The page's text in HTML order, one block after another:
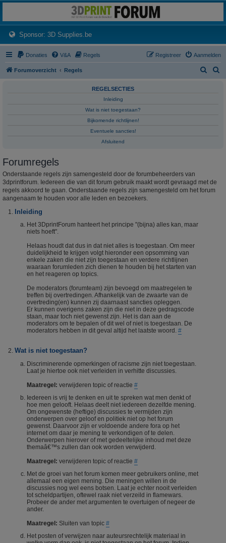
Het 3D print forum van de Benelux na de sluiting van 3dprintforum.nl
Sponsor: 3D Supplies.be(Opens a new tab)
Donaties V&A Regels Aanmelden
Registreer
Forumoverzicht Regels
e
REGELSECTIES
Inleiding
Wat is niet toegestaan?
Bijkomende richtlijnen!
Eventuele sancties!
Afsluitend
Forumregels
Onderstaande regels zijn samengesteld door de forumbeheerders van
3dprintforum. Iedereen die van dit forum gebruik maakt wordt gevraagd met de
regels akkoord te gaan. Onderstaande regels zijn samengesteld om het forum
aangenaam te houden voor alle leden en bezoekers.
Inleiding
Het 3DprintForum hanteert het principe "(bijna) alles kan, maar
niets hoeft".
Helaas houdt dat dus in dat niet alles is toegestaan. Om meer
duidelijkheid te krijgen volgt hieronder een opsomming van
enkele zaken die niet zijn toegestaan en verdere richtlijnen
waaraan forumleden zich dienen te houden bij het starten van
en het reageren op topics.
De moderators (forumteam) zijn bevoegd om maatregelen te
treffen bij overtredingen. Afhankelijk van de zwaarte van de
overtreding(en) kunnen zij daarnaast sancties opleggen.
Er kunnen overigens zaken zijn die niet in deze gedragscode
staan, maar toch niet gewenst zijn. Het is dan aan de
moderators om te bepalen of dit wel of niet is toegestaan. De
moderators hebben in dit geval altijd het laatste woord. #
Wat is niet toegestaan?
Discriminerende opmerkingen of racisme zijn niet toegestaan.
Laat je hiertoe ook niet verleiden in verhitte discussies.
Maatregel: verwijderen topic of reactie #
Iedereen is vrij te denken en uit te spreken wat men denkt of
hoe men gelooft. Helaas deelt niet iedereen dezelfde mening.
Om ongewenste (heftige) discussies te vermijden zijn
onderwerpen over geloof en politiek niet op het forum
gewenst. Daarvoor zijn er voldoende andere fora op het
internet om daar je mening te verkondigen of te delen.
Onderwerpen hierover of met gedeeltelijke inhoud met deze
themaâ€™s zullen dan ook worden verwijderd.
Maatregel: verwijderen topic of reactie #
Met de groei van het forum komen meer gebruikers online, met
allemaal een eigen mening. Die meningen willen in de
discussies nog wel eens botsen. Laat je echter nooit verleiden
tot scheldpartijen, oftewel raak niet verzeild in flamewars.
Probeer de ander met argumenten te overtuigen of negeer de
ander.
Maatregel: Sluiten van topic #
Het posten of verwijzen naar auteursrechtelijk materiaal in